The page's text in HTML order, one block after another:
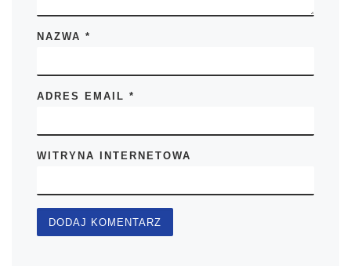
NAZWA*
ADRES EMAIL*
WITRYNA INTERNETOWA